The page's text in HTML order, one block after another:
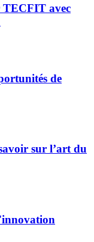
TECFIT avec
de
sur l’art du